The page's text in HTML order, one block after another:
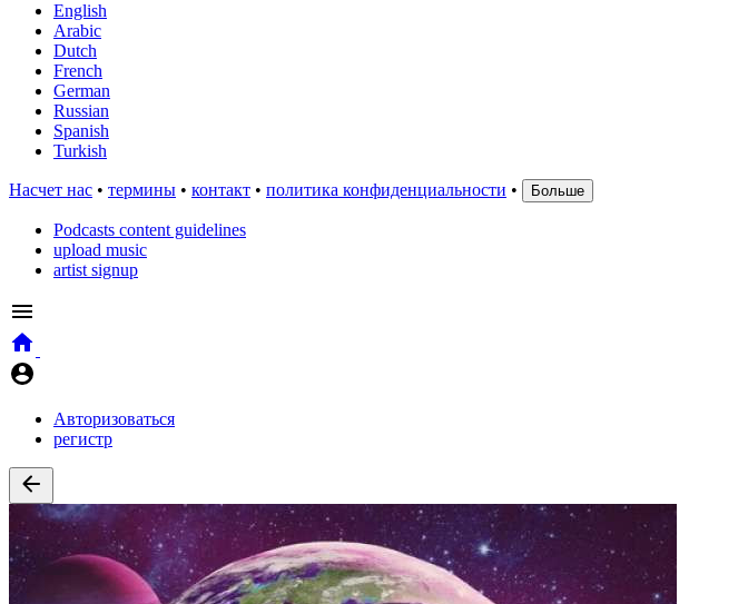
English
Arabic
Dutch
French
German
Russian
Spanish
Turkish
Насчет нас • термины • контакт • политика конфиденциальности • Больше
Podcasts content guidelines
upload music
artist signup
Авторизоваться
регистр